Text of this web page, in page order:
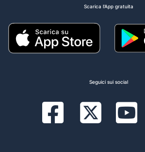
Scarica l'App gratuita
Seguici sui social